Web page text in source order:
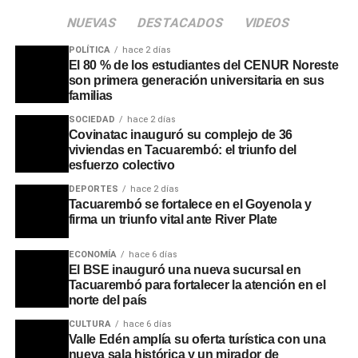
Más allá de las cifras de producción, el impacto más
significativo se refleja en el mercado laboral. Con la
ampliación, la plantilla de trabajadores creció de 1.250 a
1.750 operarios, generando 500 nuevos puestos de
trabajo directos. Se estima que la actividad del frigorífico
volcará mensualmente cerca de dos millones de dólares
al mercado local, consolidándose como la industria más
grande del departamento.
Durante el acto, la ministra Fernanda Cardona subrayó
que este tipo de industrialización prepara al país para la
NUEVAS DESTACADOS VIDEOS
POLÍTICA hace 2 días
El 80 % de los estudiantes del CENUR Noreste
son primera generación universitaria en sus
familias
SOCIEDAD hace 2 días
Covinatac inauguró su complejo de 36
viviendas en Tacuarembó: el triunfo del
esfuerzo colectivo
DEPORTES hace 2 días
Tacuarembó se fortalece en el Goyenola y
firma un triunfo vital ante River Plate
ECONOMÍA hace 6 días
El BSE inauguró una nueva sucursal en
Tacuarembó para fortalecer la atención en el
norte del país
CULTURA hace 6 días
Valle Edén amplía su oferta turística con una
nueva sala histórica y un mirador de